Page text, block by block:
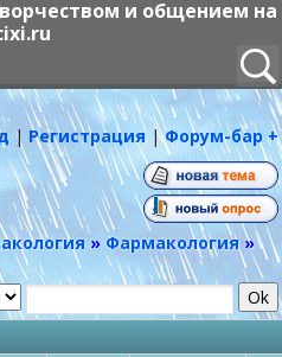
и общением на
| Регистрация |Форум-бар +
» Фармакология »